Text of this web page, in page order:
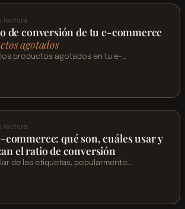
lectura
de conversión de tu e-commerce
agotados
los productos agotados en tu e-
cada persona con la…
lectura
commerce: qué son, cuáles usar y
el ratio de conversión
de las etiquetas, popularmente
pero al final…